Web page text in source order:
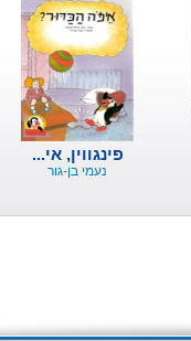
פינגווין, אי...
נעמי בן-גור